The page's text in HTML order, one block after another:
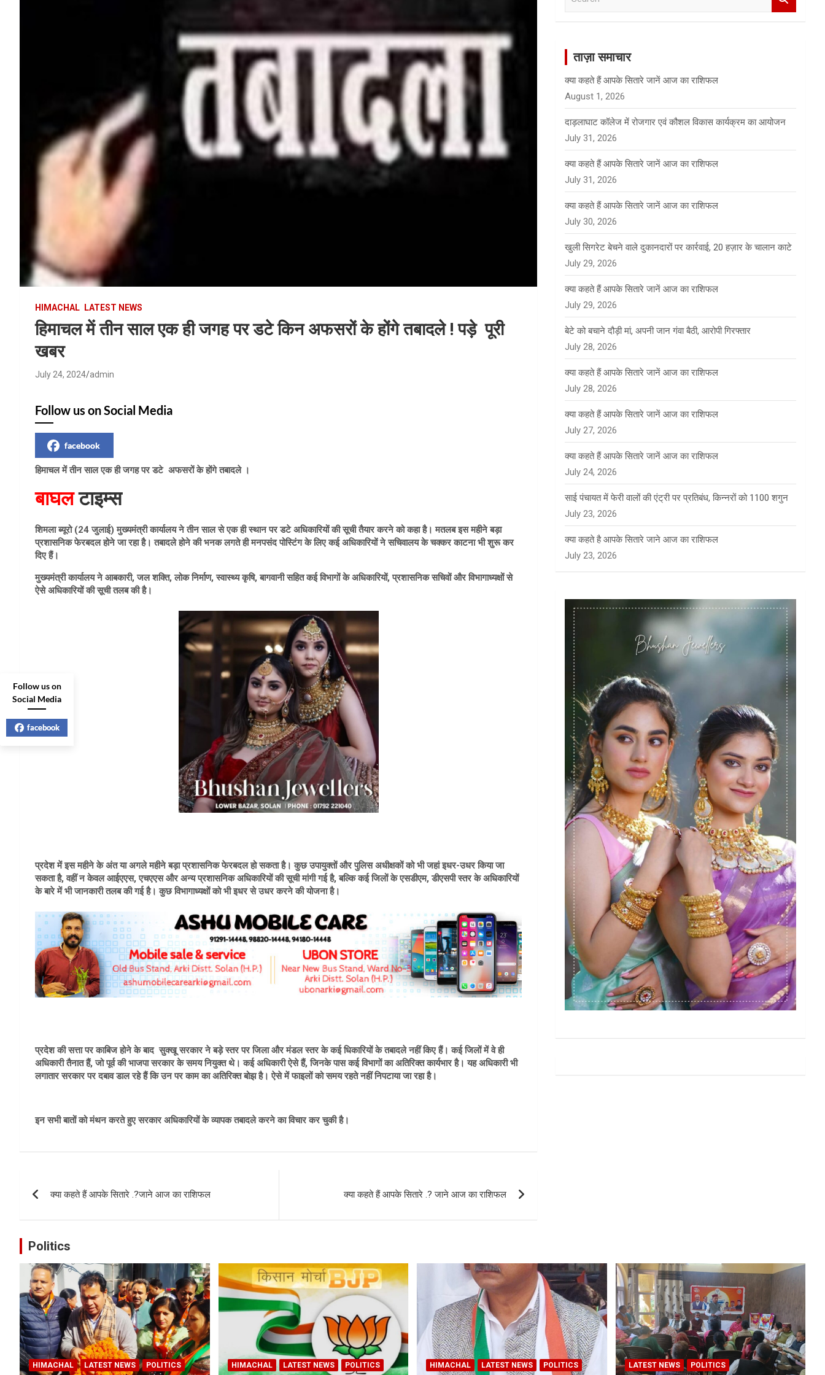
HIMACHAL LATEST NEWS
हिमाचल में तीन साल एक ही जगह पर डटे किन अफसरों के होंगे तबादले ! पड़े पूरी
खबर
July 24, 2024 admin
Follow us on Social Media
facebook
हिमाचल में तीन साल एक ही जगह पर डटे अफसरों के होंगे तबादले ।
बाघलटाइम्स
शिमला ब्यूरो (24 जुलाई) मुख्यमंत्री कार्यालय ने तीन साल से एक ही स्थान पर डटे अधिकारियों की सूची तैयार करने को कहा है। मतलब इस महीने बड़ा
प्रशासनिक फेरबदल होने जा रहा है। तबादले होने की भनक लगते ही मनपसंद पोस्टिंग के लिए कई अधिकारियों ने सचिवालय के चक्कर काटना भी शुरू कर
दिए हैं।
मुख्यमंत्री कार्यालय ने आबकारी, जल शक्ति, लोक निर्माण, स्वास्थ्य कृषि, बागवानी सहित कई विभागों के अधिकारियों, प्रशासनिक सचिवों और विभागाध्यक्षों से
ऐसे अधिकारियों की सूची तलब की है।
प्रदेश में इस महीने के अंत या अगले महीने बड़ा प्रशासनिक फेरबदल हो सकता है। कुछ उपायुक्तों और पुलिस अधीक्षकों को भी जहां इधर-उधर किया जा
सकता है, वहीं न केवल आईएएस, एचएएस और अन्य प्रशासनिक अधिकारियों की सूची मांगी गई है, बल्कि कई जिलों के एसडीएम, डीएसपी स्तर के अधिकारियों
के बारे में भी जानकारी तलब की गई है। कुछ विभागाध्यक्षों को भी इधर से उधर करने की योजना है।
प्रदेश की सत्ता पर काबिज होने के बाद सुक्खू सरकार ने बड़े स्तर पर जिला और मंडल स्तर के कई धिकारियों के तबादले नहीं किए हैं। कई जिलों में वे ही
अधिकारी तैनात हैं, जो पूर्व की भाजपा सरकार के समय नियुक्त थे। कई अधिकारी ऐसे हैं, जिनके पास कई विभागों का अतिरिक्त कार्यभार है। यह अधिकारी भी
लगातार सरकार पर दबाव डाल रहे हैं कि उन पर काम का अतिरिक्त बोझ है। ऐसे में फाइलों को समय रहते नहीं निपटाया जा रहा है।
इन सभी बातों को मंथन करते हुए सरकार अधिकारियों के व्यापक तबादले करने का विचार कर चुकी है।
क्या कहते हैं आपके सितारे .?जाने आज का राशिफल क्या कहते हैं आपके सितारे .? जाने आज का राशिफल
ताज़ा समाचार
क्या कहते हैं आपके सितारे जानें आज का राशिफल
August 1, 2026
दाड़लाघाट कॉलेज में रोजगार एवं कौशल विकास कार्यक्रम का आयोजन
July 31, 2026
क्या कहते हैं आपके सितारे जानें आज का राशिफल
July 31, 2026
क्या कहते हैं आपके सितारे जानें आज का राशिफल
July 30, 2026
खुली सिगरेट बेचने वाले दुकानदारों पर कार्रवाई, 20 हज़ार के चालान काटे
July 29, 2026
क्या कहते हैं आपके सितारे जानें आज का राशिफल
July 29, 2026
बेटे को बचाने दौड़ी मां, अपनी जान गंवा बैठी, आरोपी गिरफ्तार
July 28, 2026
क्या कहते हैं आपके सितारे जानें आज का राशिफल
July 28, 2026
क्या कहते हैं आपके सितारे जानें आज का राशिफल
July 27, 2026
क्या कहते हैं आपके सितारे जानें आज का राशिफल
July 24, 2026
साई पंचायत में फेरी वालों की एंट्री पर प्रतिबंध, किन्नरों को 1100 शगुन
July 23, 2026
क्या कहते है आपके सितारे जाने आज का राशिफल
July 23, 2026
Politics
HIMACHAL LATEST NEWS POLITICS HIMACHAL LATEST NEWS POLITICS HIMACHAL LATEST NEWS POLITICS LATEST NEWS POLITICS
Follow us on
Social Media
facebook